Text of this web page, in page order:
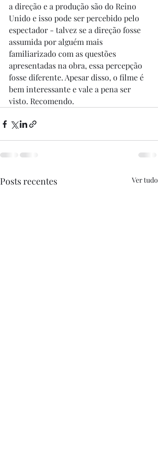
a direção e a produção são do Reino
Unido e isso pode ser percebido pelo
espectador - talvez se a direção fosse
assumida por alguém mais
familiarizado com as questões
apresentadas na obra, essa percepção
fosse diferente. Apesar disso, o filme é
bem interessante e vale a pena ser
visto. Recomendo.
Posts recentes Ver tudo